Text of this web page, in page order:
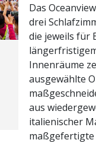
Das
drei
die jeweils für
Innenräume
ausgewählte
aus
italienischer
maßgefertigte